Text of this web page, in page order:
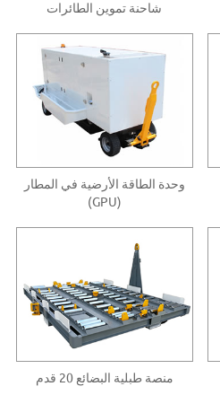
شاحنة تموين الطائرات
وحدة الطاقة الأرضية في المطار
(GPU)
منصة طبلية البضائع 20 قدم